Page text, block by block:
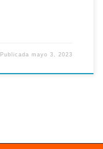
Publicadamayo 3, 2023